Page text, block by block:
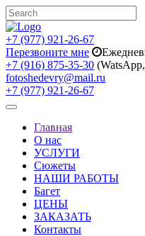
+7 (977) 921-26-67
Перезвоните мне
+7 (916) 875-35-30
fotoshedevry@mail.ru
+7 (977) 921-26-67
Toggle
navigationГлавная
О нас
УСЛУГИ
Сюжеты
НАШИ РАБОТЫ
Багет
ЦЕНЫ
ЗАКАЗАТЬ
Контакты